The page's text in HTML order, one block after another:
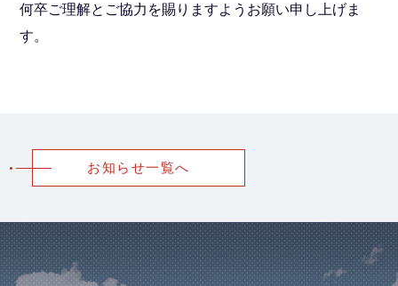
何卒ご理解とご協力を賜りますようお願い申し上げま
す。
お知らせ一覧へ